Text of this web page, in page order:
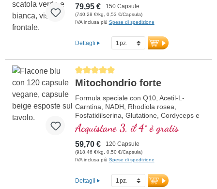
vitamina D3 per la divisione cellulare, la
formazione del sangue e la salute delle
ossa. Omega-3 ad alto dosaggio con DHA
e degli occhi del neonato. Sviluppato da
medici, prodotto in Germania – 100%
vegano e senza additivi artificiali.
Maggiori informazioni per Madri che
Allattano – Allattamento
79,95 € 150 Capsule
(740,28 €/kg, 0,53 €/Capsula)
IVA inclusa più Spese di spedizione
Dettagli
Average rating of 5 out of 5 stars
Mitochondrio forte
Formula speciale con Q10, Acetil-L-
Carntina, NADH, Rhodiola rosea,
Fosfatidilserina, Glutatione, Cordyceps e
rame, che contribuisce al normale
metabolismo di energia (sotto forma di
ATP nella catena respiratoria cellulare).
Acquistane 3, il 4° è gratis
59,70 € 120 Capsule
(918,46 €/kg, 0,50 €/Capsula)
IVA inclusa più Spese di spedizione
Dettagli